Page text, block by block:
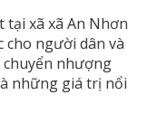
tại xã xã An Nhơn
cho người dân và
nhượng
những giá trị nổi